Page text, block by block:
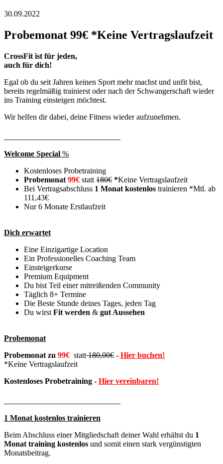
30.09.2022
Probemonat 99€ *Keine Vertragslaufzeit
CrossFit ist für jeden,
auch für dich!
Egal ob du seit Jahren keinen Sport mehr machst und unfit bist,
bereits regelmäßig trainierst oder nach der Schwangerschaft wieder
ins Training einsteigen möchtest.
Wir helfen dir dabei, deine Fitness wieder aufzunehmen.
Welcome Special %
Kostenloses Probetraining
Probemonat 99€ statt 180€ *Keine Vertragslaufzeit
Bei Vertragsabschluss 1 Monat kostenlos trainieren *Mtl. ab
111,43€
Nur 6 Monate Erstlaufzeit
Dich erwartet
Eine Einzigartige Location
Ein Professionelles Coaching Team
Einsteigerkurse
Premium Equipment
Du bist Teil einer mitreißenden Community
Täglich 8+ Termine
Die Beste Stunde deines Tages, jeden Tag
Du wirst Fit werden & gut Aussehen
Probemonat
Probemonat zu 99€ statt180,00€ - Hier buchen!
*Keine Vertragslaufzeit
Kostenloses Probetraining - Hier vereinbaren!
1 Monat kostenlos trainieren
Beim Abschluss einer Mitgliedschaft deiner Wahl erhältst du 1
Monat training kostenlos und somit einen stark vergünstigten
Monatsbeitrag.